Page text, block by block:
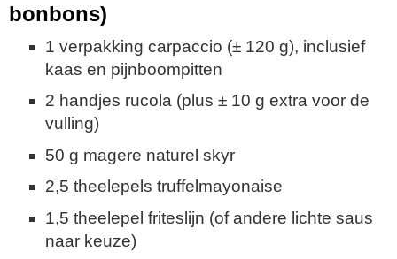
bonbons)
1 verpakking carpaccio (± 120 g), inclusief
kaas en pijnboompitten
2 handjes rucola (plus ± 10 g extra voor de
vulling)
50 g magere naturel skyr
2,5 theelepels truffelmayonaise
1,5 theelepel friteslijn (of andere lichte saus
naar keuze)